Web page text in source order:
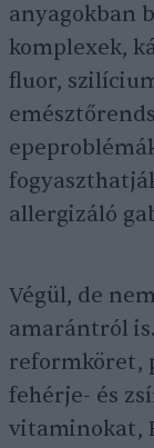
anyagokban
komplexek,
fluor,
allergizáló
Végül, de
amarántról
reformköret,
fehérje- és
vitaminokat,